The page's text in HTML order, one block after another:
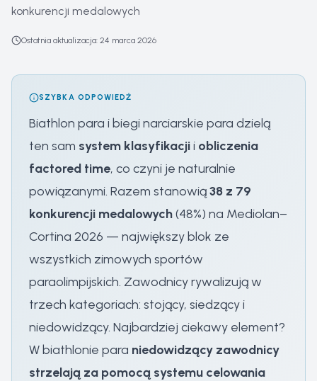
konkurencji medalowych
Ostatnia aktualizacja: 24 marca 2026
SZYBKA ODPOWIEDŹ
Biathlon para i biegi narciarskie para dzielą
ten sam system klasyfikacjii obliczenia
factored time, co czyni je naturalnie
powiązanymi. Razem stanowią38 z 79
konkurencji medalowych(48%) na Mediolan–
Cortina 2026 — największy blok ze
wszystkich zimowych sportów
paraolimpijskich. Zawodnicy rywalizują w
trzech kategoriach: stojący, siedzący i
niedowidzący. Najbardziej ciekawy element?
W biathlonie para niedowidzący zawodnicy
strzelają za pomocą systemu celowania